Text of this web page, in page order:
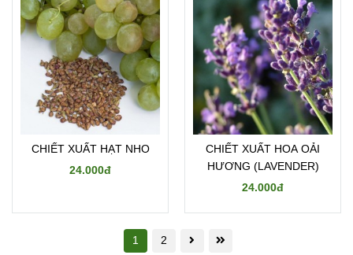
CHIẾT XUẤT HẠT NHO
24.000đ
CHIẾT XUẤT HOA OẢI
HƯƠNG (LAVENDER)
24.000đ
1 2